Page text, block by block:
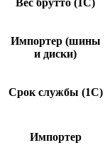
Импортер (шины
и диски)
Срок службы (1С)
Импортер